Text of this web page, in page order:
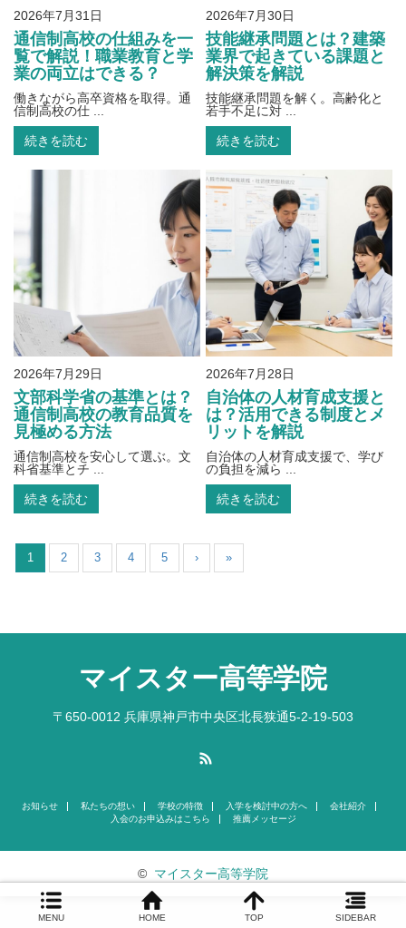
2026年7月31日
通信制高校の仕組みを一
覧で解説！職業教育と学
業の両立はできる？
働きながら高卒資格を取得。通
信制高校の仕 ...
続きを読む
2026年7月30日
技能継承問題とは？建築
業界で起きている課題と
解決策を解説
技能継承問題を解く。高齢化と
若手不足に対 ...
続きを読む
2026年7月29日
文部科学省の基準とは？
通信制高校の教育品質を
見極める方法
通信制高校を安心して選ぶ。文
科省基準とチ ...
続きを読む
2026年7月28日
自治体の人材育成支援と
は？活用できる制度とメ
リットを解説
自治体の人材育成支援で、学び
の負担を減ら ...
続きを読む
1 2 3 4 5 › »
マイスター高等学院
〒650-0012 兵庫県神戸市中央区北長狭通5-2-19-503
お知らせ 私たちの想い 学校の特徴 入学を検討中の方へ
会社紹介
入会のお申込みはこちら
推薦メッセージ
MENU HOME TOP SIDEBAR
© マイスター高等学院